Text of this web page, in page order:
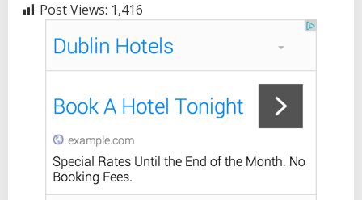
Post Views: 1,416